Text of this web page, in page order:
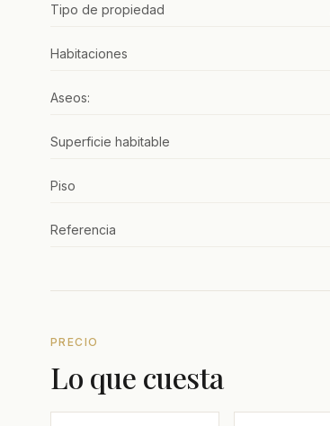
Tipo de propiedad
Habitaciones
Aseos:
Superficie habitable
Piso
Referencia
PRECIO
Lo que cuesta